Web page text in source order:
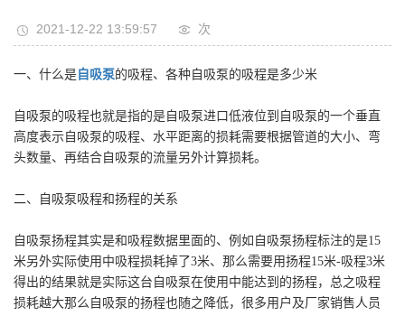
2021-12-22 13:59:57 次
一、什么是 自吸泵的吸程、各种自吸泵的吸程是多少米
自吸泵的吸程也就是指的是自吸泵进口低液位到自吸泵的一个垂直
高度表示自吸泵的吸程、水平距离的损耗需要根据管道的大小、弯
头数量、再结合自吸泵的流量另外计算损耗。
二、自吸泵吸程和扬程的关系
自吸泵扬程其实是和吸程数据里面的、例如自吸泵扬程标注的是15
米另外实际使用中吸程损耗掉了3米、那么需要用扬程15米-吸程3米
得出的结果就是实际这台自吸泵在使用中能达到的扬程，总之吸程
损耗越大那么自吸泵的扬程也随之降低，很多用户及厂家销售人员